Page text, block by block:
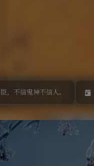
，不信鬼神不信人。